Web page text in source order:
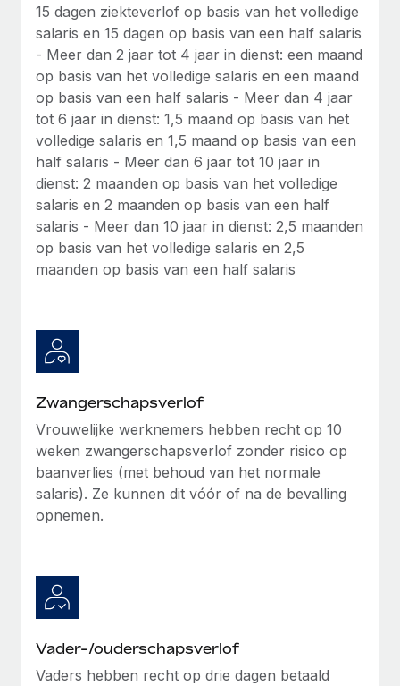
Meer informatie
15 dagen ziekteverlof op basis van het volledige
salaris en 15 dagen op basis van een half salaris
- Meer dan 2 jaar tot 4 jaar in dienst: een maand
op basis van het volledige salaris en een maand
op basis van een half salaris - Meer dan 4 jaar
tot 6 jaar in dienst: 1,5 maand op basis van het
volledige salaris en 1,5 maand op basis van een
half salaris - Meer dan 6 jaar tot 10 jaar in
dienst: 2 maanden op basis van het volledige
salaris en 2 maanden op basis van een half
salaris - Meer dan 10 jaar in dienst: 2,5 maanden
op basis van het volledige salaris en 2,5
maanden op basis van een half salaris
Zwangerschapsverlof
Vrouwelijke werknemers hebben recht op 10
weken zwangerschapsverlof zonder risico op
baanverlies (met behoud van het normale
salaris). Ze kunnen dit vóór of na de bevalling
opnemen.
Vader-/ouderschapsverlof
Vaders hebben recht op drie dagen betaald